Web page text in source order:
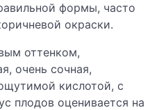
формы, часто
окраски.
оттенком,
очень сочная,
кислотой, с
плодов оценивается на